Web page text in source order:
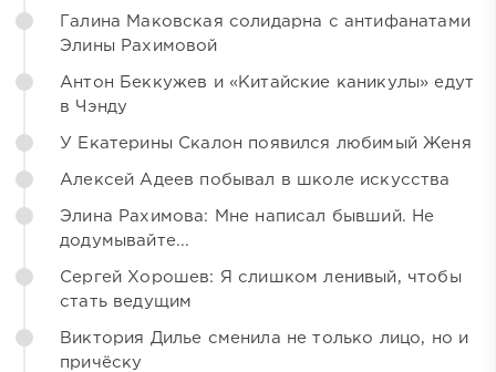
Галина Маковская солидарна с антифанатами
Элины Рахимовой
Антон Беккужев и «Китайские каникулы» едут
в Чэнду
У Екатерины Скалон появился любимый Женя
Алексей Адеев побывал в школе искусства
Элина Рахимова: Мне написал бывший. Не
додумывайте...
Сергей Хорошев: Я слишком ленивый, чтобы
стать ведущим
Виктория Дилье сменила не только лицо, но и
причёску